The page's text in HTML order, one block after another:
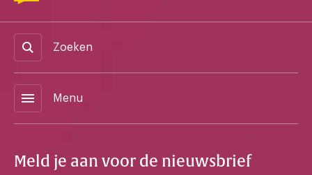
Zoeken
menu Menu
Meld je aan voor de nieuwsbrief